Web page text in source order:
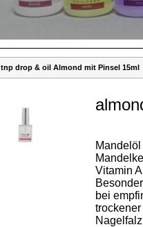
tnp drop & oil Almond mit Pinsel 15ml
Vitamin
bei